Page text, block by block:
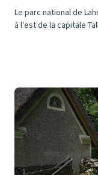
Le parc national de
à l'est de la capitale